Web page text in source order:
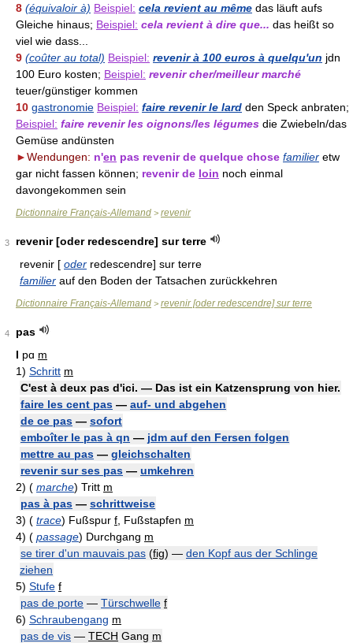
8 (équivaloir à) Beispiel: cela revient au même das läuft aufs
Gleiche hinaus; Beispiel: cela revient à dire que... das heißt so
viel wie dass...
9 (coûter au total) Beispiel: revenir à 100 euros à quelqu'un jdn
100 Euro kosten; Beispiel: revenir cher/meilleur marché
teuer/günstiger kommen
10 gastronomie Beispiel: faire revenir le lard den Speck anbraten;
Beispiel: faire revenir les oignons/les légumes die Zwiebeln/das
Gemüse andünsten
►Wendungen: n'en pas revenir de quelque chose familier etw
gar nicht fassen können; revenir de loin noch einmal
davongekommen sein
Dictionnaire Français-Allemand > revenir
3
revenir [oder redescendre] sur terre
revenir [ oder redescendre] sur terre
familier auf den Boden der Tatsachen zurückkehren
Dictionnaire Français-Allemand > revenir [oder redescendre] sur terre
4
pas
I pɑ m
1) Schritt m
C'est à deux pas d'ici. — Das ist ein Katzensprung von hier.
faire les cent pas — auf- und abgehen
de ce pas — sofort
emboîter le pas à qn — jdm auf den Fersen folgen
mettre au pas — gleichschalten
revenir sur ses pas — umkehren
2) ( marche) Tritt m
pas à pas — schrittweise
3) ( trace) Fußspur f , Fußstapfen m
4) ( passage) Durchgang m
se tirer d'un mauvais pas (fig) — den Kopf aus der Schlinge
ziehen
5) Stufe f
pas de porte — Türschwelle f
6) Schraubengang m
pas de vis — TECH Gang m